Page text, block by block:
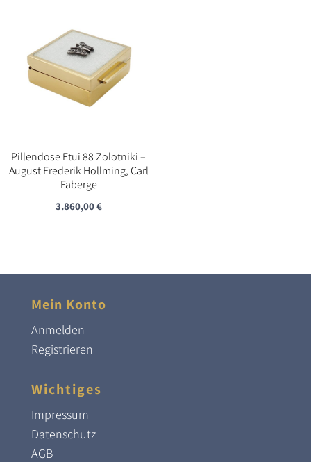
Pillendose Etui 88 Zolotniki –
August Frederik Hollming, Carl
Faberge
3.860,00€
Mein Konto
Anmelden
Registrieren
Wichtiges
Impressum
Datenschutz
AGB